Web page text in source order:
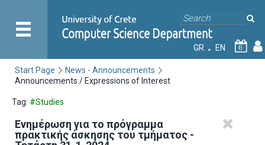
GR EN 6
Start Page
News - Announcements
Announcements / Expressions of Interest
Tag: #Studies
Ενημέρωση για το πρόγραμμα
πρακτικής άσκησης του τμήματος -